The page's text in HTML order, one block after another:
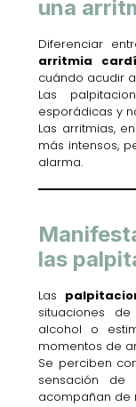
una
Diferenciar
arritmia
cuándo acudir
Las
esporádicas y
Las arritmias,
más intensos,
alarma.
las
Las
situaciones
alcohol o
momentos de
Se perciben
sensación
acompañan de